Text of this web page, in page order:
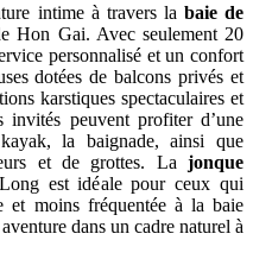
intime à travers la baie de
Hon Gai. Avec seulement 20
personnalisé et un confort
dotées de balcons privés et
karstiques spectaculaires et
invités peuvent profiter d’une
la baignade, ainsi que
et de grottes. La jonque
est idéale pour ceux qui
et moins fréquentée à la baie
dans un cadre naturel à